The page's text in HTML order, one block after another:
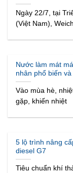
Ngày 22/7, tại
(Việt Nam),
Nước làm mát
nhân phổ biến
Vào mùa hè,
gặp, khiến nhiệt
5 lộ trình nâng
diesel G7
Tiêu chuẩn khí